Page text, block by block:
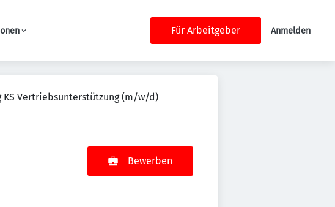
Für Arbeitgeber Anmelden
Vertriebsunterstützung (m/w/d)
Bewerben